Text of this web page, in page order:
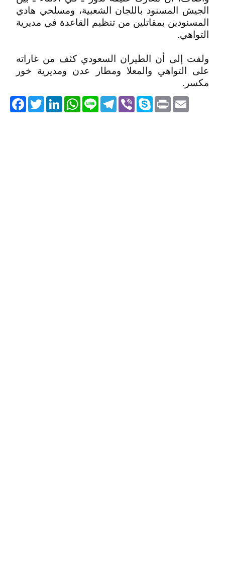
الجيش المسنود باللجان الشعبية، ومسلحي هادي
المسنودين بمقاتلين من تنظيم القاعدة في مديرية
التواهي.
ولفت إلى أن الطيران السعودي كثف من غاراته
على التواهي والمعلا ومطار عدن ومديرية خور
مكسر.
TwitterLinkedIn
WhatsApp Line
Telegram ViberSkype PrintEmail